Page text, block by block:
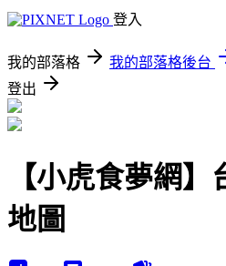
登入
我的部落格 我的部落格後台
登出
【小虎食夢網
地圖